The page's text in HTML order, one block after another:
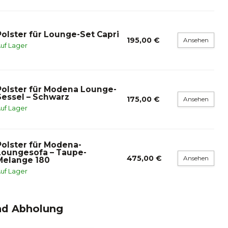
für Lounge-Set Capri
Lager
195,00 € Ansehen
für Modena Lounge-
– Schwarz
Lager
175,00 € Ansehen
für Modena-
– Taupe-
180
Lager
475,00 € Ansehen
Abholung